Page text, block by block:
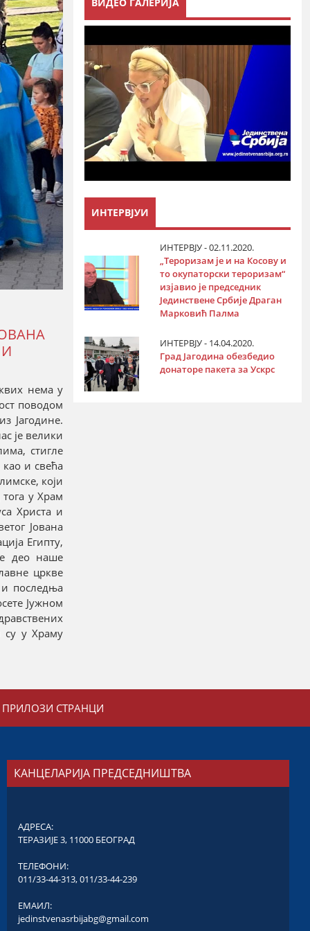
нема у
поводом
Јагодине.
је велики
стигле
као и свећа
који
у Храм
Христа и
Јована
Египту,
део наше
цркве
последња
Јужном
су у Храму
ИНТЕРВЈУИ
ИНТЕРВЈУ - 02.11.2020.
„Тероризам је и на Косову и
то окупаторски тероризам“
изјавио је председник
Јединствене Србије Драган
Марковић Палма
ИНТЕРВЈУ - 14.04.2020.
Град Јагодина обезбедио
донаторе пакета за Ускрс
ПРИЛОЗИ СТРАНЦИ
КАНЦЕЛАРИЈА ПРЕДСЕДНИШТВА
АДРЕСА:
ТЕРАЗИЈЕ 3, 11000 БЕОГРАД
ТЕЛЕФОНИ:
011/33-44-313,011/33-44-239
ЕМАИЛ:
jedinstvenasrbijabg@gmail.com